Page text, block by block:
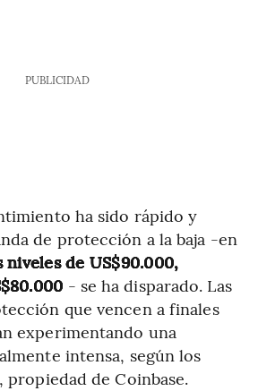
PUBLICIDAD
ha sido rápido y
de protección a la baja -en
niveles de US$90.000,
- se ha disparado. Las
que vencen a finales
experimentando una
intensa, según los
de Coinbase.